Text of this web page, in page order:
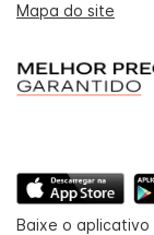
Mapa do site
Baixe o aplicativo